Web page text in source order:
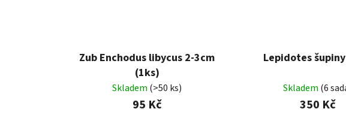
Zub Enchodus libycus 2-3cm
(1ks)
Skladem (>50 ks)
95 Kč
Lepidotes
Skladem (6
350 Kč